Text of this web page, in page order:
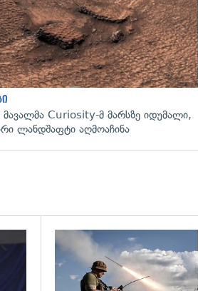
მავალმა Curiosity-მ მარსზე იდუმალი,
ლანდშაფტი აღმოაჩინა
გადახედვა